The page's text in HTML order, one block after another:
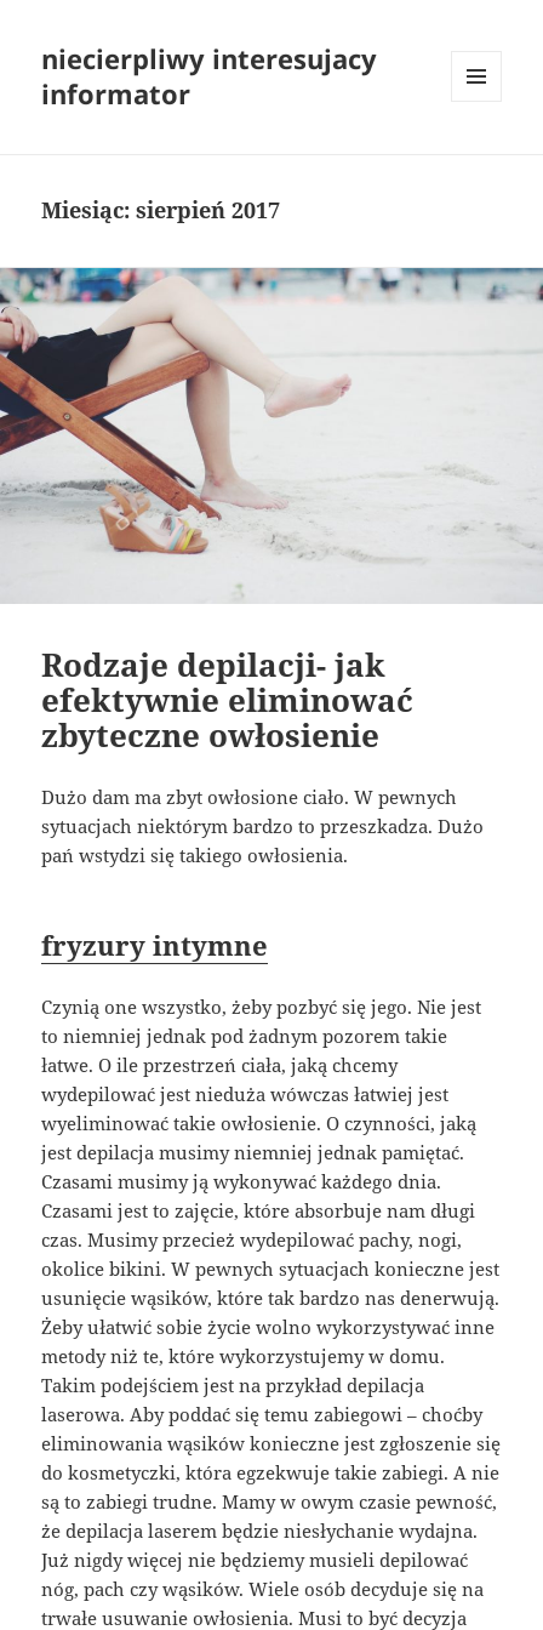
niecierpliwy interesujacy
informator
Miesiąc:sierpień 2017
Rodzaje depilacji- jak
efektywnie eliminować
zbyteczne owłosienie
Dużo dam ma zbyt owłosione ciało. W pewnych
sytuacjach niektórym bardzo to przeszkadza. Dużo
pań wstydzi się takiego owłosienia.
fryzury intymne
Czynią one wszystko, żeby pozbyć się jego. Nie jest
to niemniej jednak pod żadnym pozorem takie
łatwe. O ile przestrzeń ciała, jaką chcemy
wydepilować jest nieduża wówczas łatwiej jest
wyeliminować takie owłosienie. O czynności, jaką
jest depilacja musimy niemniej jednak pamiętać.
Czasami musimy ją wykonywać każdego dnia.
Czasami jest to zajęcie, które absorbuje nam długi
czas. Musimy przecież wydepilować pachy, nogi,
okolice bikini. W pewnych sytuacjach konieczne jest
usunięcie wąsików, które tak bardzo nas denerwują.
Żeby ułatwić sobie życie wolno wykorzystywać inne
metody niż te, które wykorzystujemy w domu.
Takim podejściem jest na przykład depilacja
laserowa. Aby poddać się temu zabiegowi – choćby
eliminowania wąsików konieczne jest zgłoszenie się
do kosmetyczki, która egzekwuje takie zabiegi. A nie
są to zabiegi trudne. Mamy w owym czasie pewność,
że depilacja laserem będzie niesłychanie wydajna.
Już nigdy więcej nie będziemy musieli depilować
nóg, pach czy wąsików. Wiele osób decyduje się na
trwałe usuwanie owłosienia. Musi to być decyzja